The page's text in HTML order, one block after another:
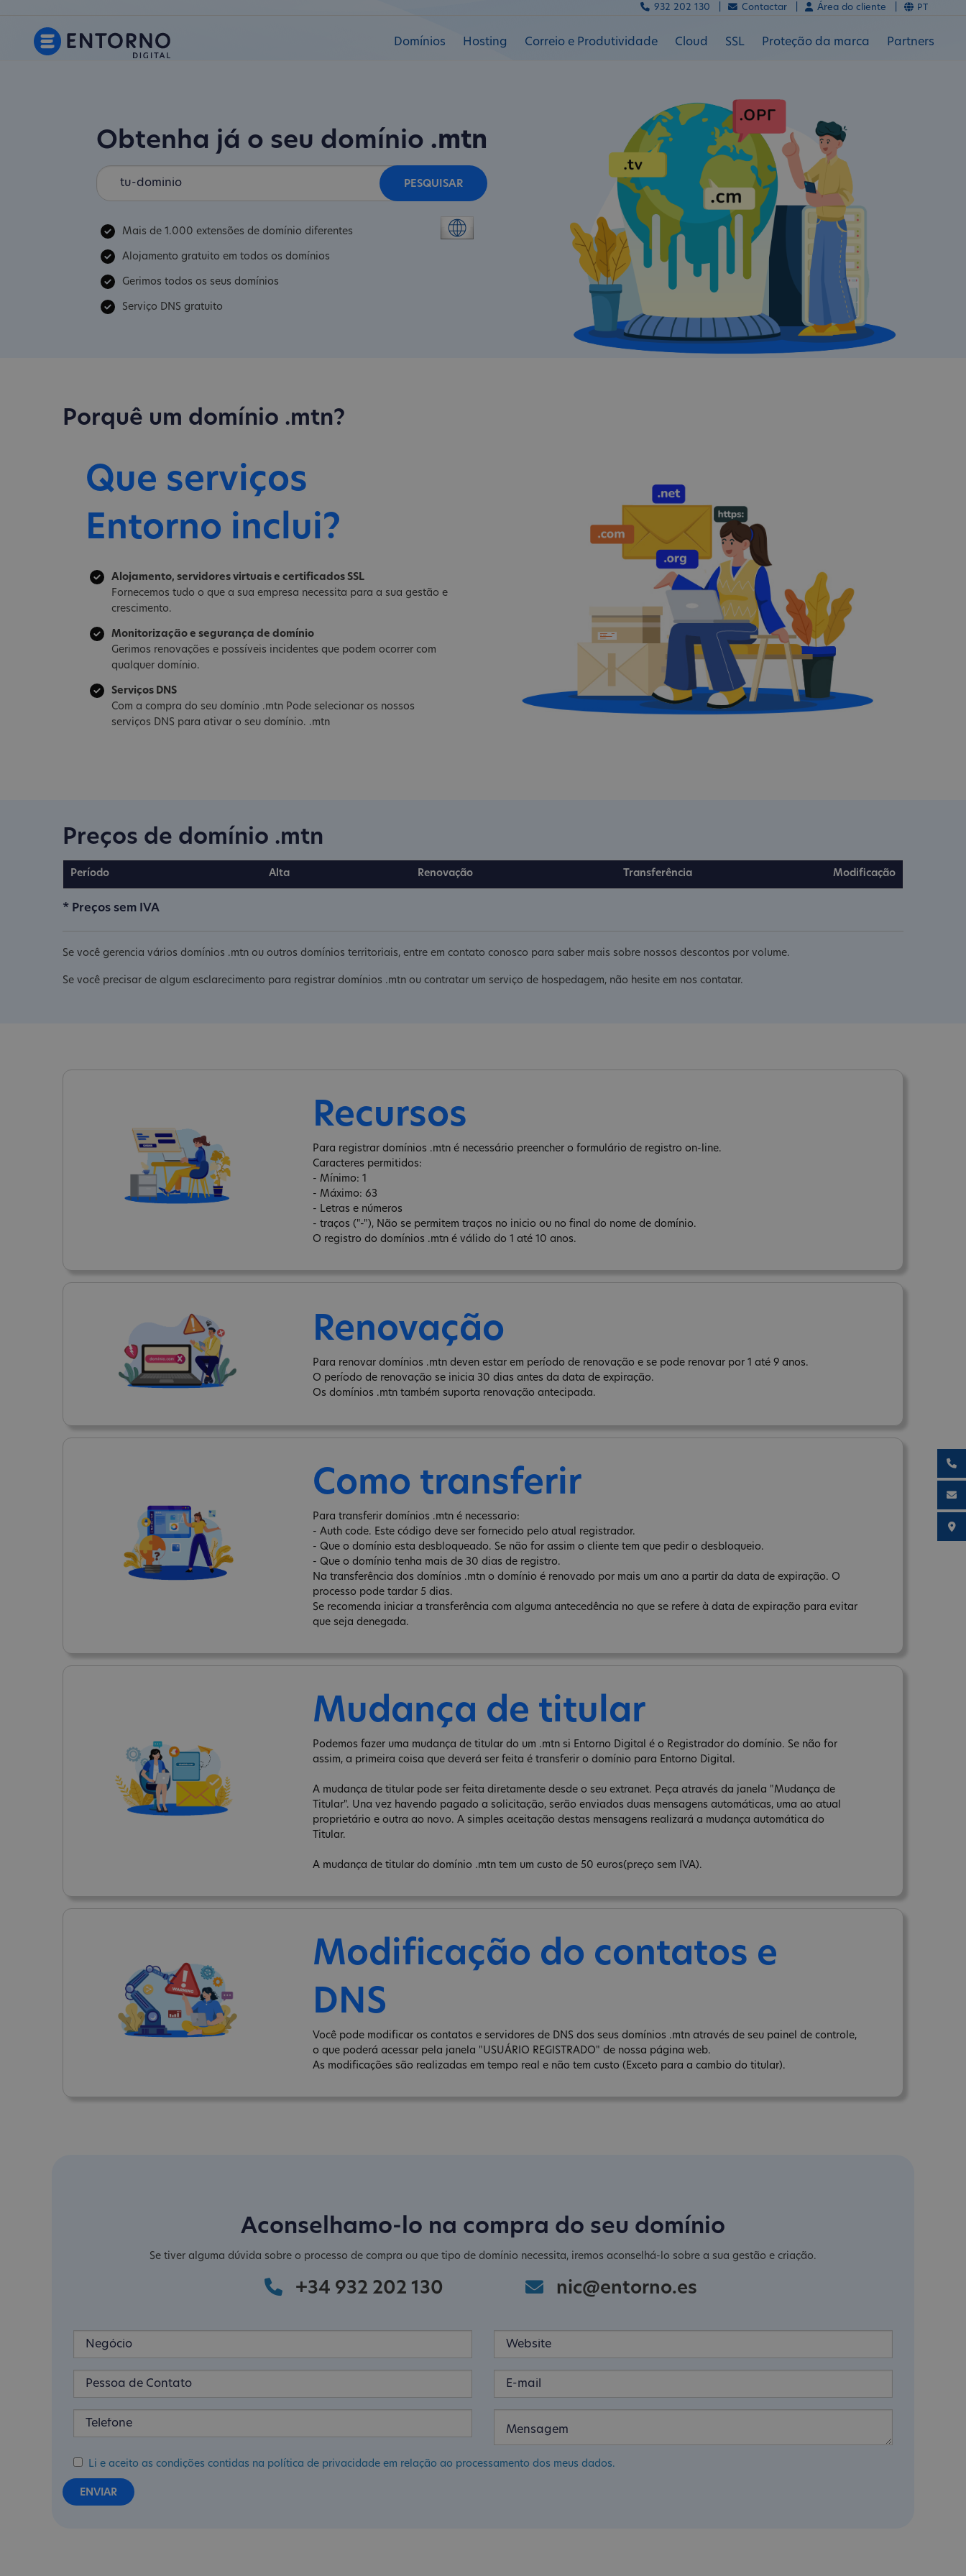
Domínios Hosting Correio e Produtividade Cloud SSL Proteção da marca Partners
932 202 130 | Contactar | Área do cliente | PT
Obtenha já o seu domínio .mtn
PESQUISAR
Mais de 1.000 extensões de domínio diferentes
Alojamento gratuito em todos os domínios
Gerimos todos os seus domínios
Serviço DNS gratuito
Porquê um domínio .mtn?
Que serviços
Entorno inclui?
Alojamento, servidores virtuais e certificados SSL
Fornecemos tudo o que a sua empresa necessita para a sua gestão e
crescimento.
Monitorização e segurança de domínio
Gerimos renovações e possíveis incidentes que podem ocorrer com
qualquer domínio.
Serviços DNS
Com a compra do seu domínio .mtn Pode selecionar os nossos
serviços DNS para ativar o seu domínio. .mtn
Preços de domínio .mtn
Período Alta Renovação Transferência Modificação
* Preços sem IVA
Se você gerencia vários domínios .mtn ou outros domínios territoriais, entre em contato conosco para saber mais sobre nossos descontos por volume.
Se você precisar de algum esclarecimento para registrar domínios .mtn ou contratar um serviço de hospedagem, não hesite em nos contatar.
Recursos
Para registrar domínios .mtn é necessário preencher o formulário de registro on-line.
Caracteres permitidos:
- Mínimo: 1
- Máximo: 63
- Letras e números
- traços ("-"), Não se permitem traços no inicio ou no final do nome de domínio.
O registro do domínios .mtn é válido do 1 até 10 anos.
Renovação
Para renovar domínios .mtn deven estar em período de renovação e se pode renovar por 1 até 9 anos.
O período de renovação se inicia 30 dias antes da data de expiração.
Os domínios .mtn também suporta renovação antecipada.
Como transferir
Para transferir domínios .mtn é necessario:
- Auth code. Este código deve ser fornecido pelo atual registrador.
- Que o domínio esta desbloqueado. Se não for assim o cliente tem que pedir o desbloqueio.
- Que o domínio tenha mais de 30 dias de registro.
Na transferência dos domínios .mtn o domínio é renovado por mais um ano a partir da data de expiração. O
processo pode tardar 5 dias.
Se recomenda iniciar a transferência com alguma antecedência no que se refere à data de expiração para evitar
que seja denegada.
Mudança de titular
Podemos fazer uma mudança de titular do um .mtn si Entorno Digital é o Registrador do domínio. Se não for
assim, a primeira coisa que deverá ser feita é transferir o domínio para Entorno Digital.
A mudança de titular pode ser feita diretamente desde o seu extranet. Peça através da janela "Mudança de
Titular". Una vez havendo pagado a solicitação, serão enviados duas mensagens automáticas, uma ao atual
proprietário e outra ao novo. A simples aceitação destas mensagens realizará a mudança automática do
Titular.
A mudança de titular do domínio .mtn tem um custo de 50 euros(preço sem IVA).
Modificação do contatos e
DNS
Você pode modificar os contatos e servidores de DNS dos seus domínios .mtn através de seu painel de controle,
o que poderá acessar pela janela "USUÁRIO REGISTRADO" de nossa página web.
As modificações são realizadas em tempo real e não tem custo (Exceto para a cambio do titular).
Aconselhamo-lo na compra do seu domínio
Se tiver alguma dúvida sobre o processo de compra ou que tipo de domínio necessita, iremos aconselhá-lo sobre a sua gestão e criação.
+34 932 202 130 nic@entorno.es
Li e aceito as condições contidas na política de privacidade em relação ao processamento dos meus dados.